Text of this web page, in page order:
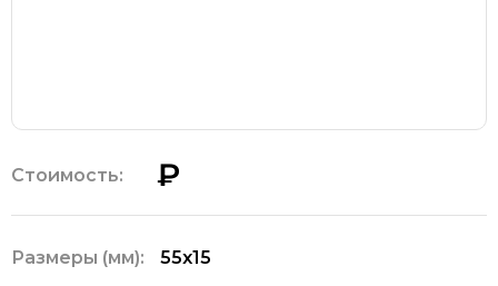
Стоимость: ₽
Размеры (мм):
55х15